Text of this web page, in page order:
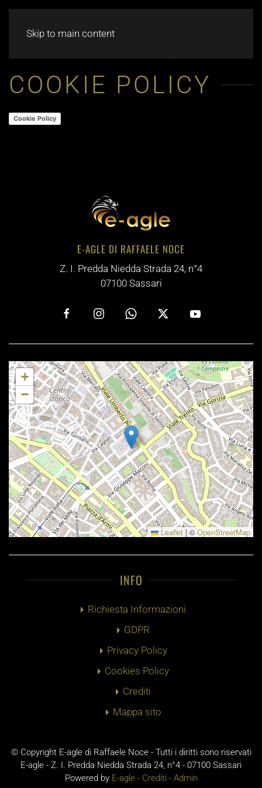
Skip to main content
COOKIE POLICY
Cookie Policy
E-AGLE DI RAFFAELE NOCE
Z. I. Predda Niedda Strada 24, n°4
07100 Sassari
+
−
Leaflet |©OpenStreetMap
INFO
Richiesta Informazioni
GDPR
Privacy Policy
Cookies Policy
Crediti
Mappa sito
© Copyright E-agle di Raffaele Noce - Tutti i diritti sono riservati
E-agle - Z. I. Predda Niedda Strada 24, n°4 - 07100 Sassari
Powered by E-agle - Crediti- Admin